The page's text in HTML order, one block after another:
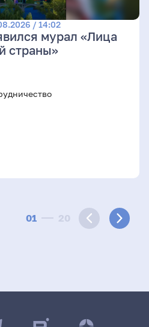
01 20
/ 14:02
мурал «Лица
страны»